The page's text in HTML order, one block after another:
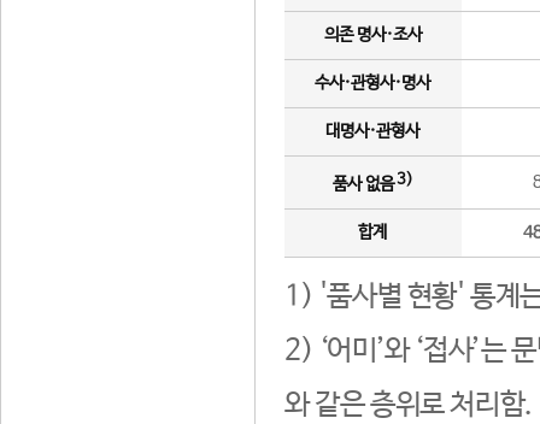
의존 명사·조사
수사·관형사·명사
대명사·관형사
품사 없음3)
합계
1) '품사별 현황' 통계
2) ‘어미’와 ‘접사’는
와 같은 층위로 처리함.